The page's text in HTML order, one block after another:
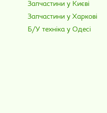
Запчастини у Києві
Запчастини у Харкові
Б/У техніка у Одесі